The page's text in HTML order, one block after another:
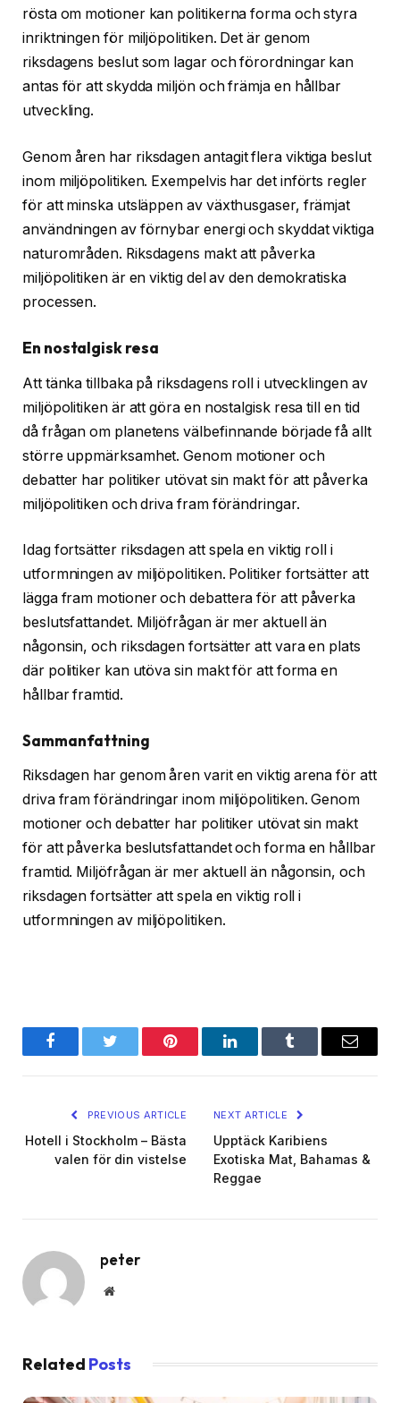
rösta om motioner kan politikerna forma och styra
inriktningen för miljöpolitiken. Det är genom
riksdagens beslut som lagar och förordningar kan
antas för att skydda miljön och främja en hållbar
utveckling.
Genom åren har riksdagen antagit flera viktiga beslut
inom miljöpolitiken. Exempelvis har det införts regler
för att minska utsläppen av växthusgaser, främjat
användningen av förnybar energi och skyddat viktiga
naturområden. Riksdagens makt att påverka
miljöpolitiken är en viktig del av den demokratiska
processen.
En nostalgisk resa
Att tänka tillbaka på riksdagens roll i utvecklingen av
miljöpolitiken är att göra en nostalgisk resa till en tid
då frågan om planetens välbefinnande började få allt
större uppmärksamhet. Genom motioner och
debatter har politiker utövat sin makt för att påverka
miljöpolitiken och driva fram förändringar.
Idag fortsätter riksdagen att spela en viktig roll i
utformningen av miljöpolitiken. Politiker fortsätter att
lägga fram motioner och debattera för att påverka
beslutsfattandet. Miljöfrågan är mer aktuell än
någonsin, och riksdagen fortsätter att vara en plats
där politiker kan utöva sin makt för att forma en
hållbar framtid.
Sammanfattning
Riksdagen har genom åren varit en viktig arena för att
driva fram förändringar inom miljöpolitiken. Genom
motioner och debatter har politiker utövat sin makt
för att påverka beslutsfattandet och forma en hållbar
framtid. Miljöfrågan är mer aktuell än någonsin, och
riksdagen fortsätter att spela en viktig roll i
utformningen av miljöpolitiken.
FacebookTwitter Pinterest LinkedInTumblr Email
PREVIOUS ARTICLE
Hotell i Stockholm – Bästa
valen för din vistelse
NEXT ARTICLE
Upptäck Karibiens
Exotiska Mat, Bahamas &
Reggae
peter
Website
Related Posts